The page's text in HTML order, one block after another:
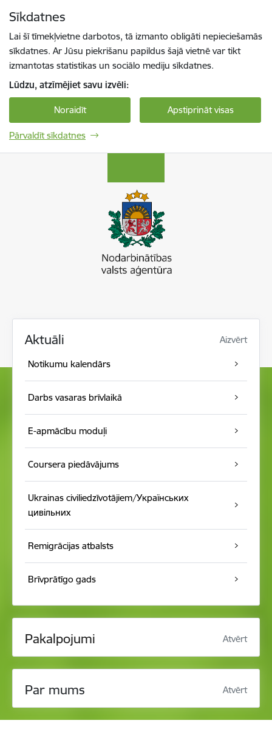
Sīkdatnes
Lai šī tīmekļvietne darbotos, tā izmanto obligāti nepieciešamās
sīkdatnes. Ar Jūsu piekrišanu papildus šajā vietnē var tikt
izmantotas statistikas un sociālo mediju sīkdatnes.
Lūdzu, atzīmējiet savu izvēli:
Noraidīt Apstiprināt visas
Pārvaldīt sīkdatnes
Aktuāli Aizvērt
Notikumu kalendār s
Darbs vasaras brīvlaikā
E-apmācību moduļi
Coursera piedāvājums
Ukrainas civiliedzīvotājiem/Українських
цивільних
Remigrācijas atbalsts
Brīvprātīgo gads
Pakalpojumi Atvērt
Par mums Atvērt